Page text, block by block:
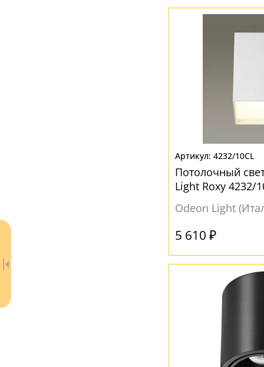
4232/10CL
Потолочный
Light Roxy 4232/
Odeon Light
5 610 ₽